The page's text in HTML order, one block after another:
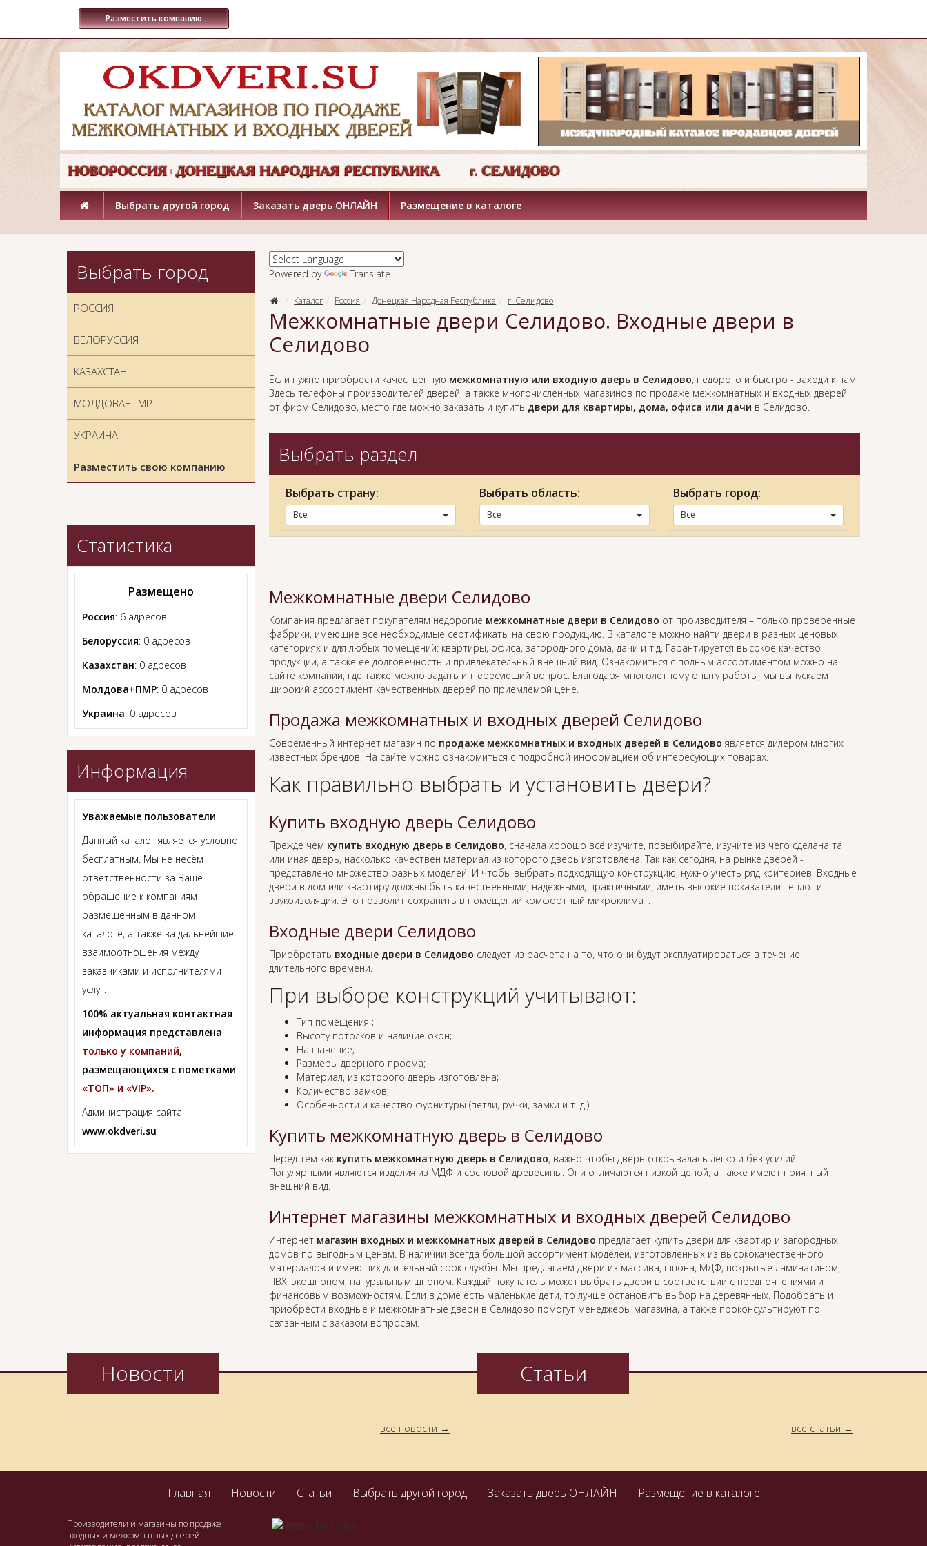
Разместить компанию
Выбрать другой город Заказать дверь ОНЛАЙН Размещение в каталоге
Powered by Translate
Каталог Россия Донецкая Народная Республика г. Селидово
Межкомнатные двери Селидово. Входные двери в
Селидово
Если нужно приобрести качественную межкомнатную или входную дверь в Селидово, недорого и быстро - заходи к нам!
Здесь телефоны производителей дверей, а также многочисленных магазинов по продаже межкомнатных и входных дверей
от фирм Селидово, место где можно заказать и купить двери для квартиры, дома, офиса или дачи в Селидово.
Выбрать раздел
Выбрать страну:
Все
Выбрать область:
Все
Выбрать город:
Все
Межкомнатные двери Селидово
Компания предлагает покупателям недорогие межкомнатные двери в Селидово от производителя – только проверенные
фабрики, имеющие все необходимые сертификаты на свою продукцию. В каталоге можно найти двери в разных ценовых
категориях и для любых помещений: квартиры, офиса, загородного дома, дачи и т.д. Гарантируется высокое качество
продукции, а также ее долговечность и привлекательный внешний вид. Ознакомиться с полным ассортиментом можно на
сайте компании, где также можно задать интересующий вопрос. Благодаря многолетнему опыту работы, мы выпускаем
широкий ассортимент качественных дверей по приемлемой цене.
Продажа межкомнатных и входных дверей Селидово
Современный интернет магазин по продаже межкомнатных и входных дверей в Селидово является дилером многих
известных брендов. На сайте можно ознакомиться с подробной информацией об интересующих товарах.
Как правильно выбрать и установить двери?
Купить входную дверь Селидово
Прежде чем купить входную дверь в Селидово, сначала хорошо всё изучите, повыбирайте, изучите из чего сделана та
или иная дверь, насколько качествен материал из которого дверь изготовлена. Так как сегодня, на рынке дверей -
представлено множество разных моделей. И чтобы выбрать подходящую конструкцию, нужно учесть ряд критериев. Входные
двери в дом или квартиру должны быть качественными, надежными, практичными, иметь высокие показатели тепло- и
звукоизоляции. Это позволит сохранить в помещении комфортный микроклимат.
Входные двери Селидово
Приобретать входные двери в Селидово следует из расчета на то, что они будут эксплуатироваться в течение
длительного времени.
При выборе конструкций учитывают:
Тип помещения ;
Высоту потолков и наличие окон;
Назначение;
Размеры дверного проема;
Материал, из которого дверь изготовлена;
Количество замков;
Особенности и качество фурнитуры (петли, ручки, замки и т. д.).
Купить межкомнатную дверь в Селидово
Перед тем как купить межкомнатную дверь в Селидово, важно чтобы дверь открывалась легко и без усилий.
Популярными являются изделия из МДФ и сосновой древесины. Они отличаются низкой ценой, а также имеют приятный
внешний вид.
Интернет магазины межкомнатных и входных дверей Селидово
Интернет магазин входных и межкомнатных дверей в Селидово предлагает купить двери для квартир и загородных
домов по выгодным ценам. В наличии всегда большой ассортимент моделей, изготовленных из высококачественного
материалов и имеющих длительный срок службы. Мы предлагаем двери из массива, шпона, МДФ, покрытые ламинатином,
ПВХ, экошпоном, натуральным шпоном. Каждый покупатель может выбрать двери в соответствии с предпочтениями и
финансовым возможностям. Если в доме есть маленькие дети, то лучше остановить выбор на деревянных. Подобрать и
приобрести входные и межкомнатные двери в Селидово помогут менеджеры магазина, а также проконсультируют по
связанным с заказом вопросам.
Выбрать город
РОССИЯ
БЕЛОРУССИЯ
КАЗАХСТАН
МОЛДОВА+ПМР
УКРАИНА
Разместить свою компанию
Статистика
Размещено
Россия: 6 адресов
Белоруссия: 0 адресов
Казахстан: 0 адресов
Молдова+ПМР: 0 адресов
Украина: 0 адресов
Информация
Уважаемые пользователи
Данный каталог является условно
бесплатным. Мы не несём
ответственности за Ваше
обращение к компаниям
размещённым в данном
каталоге, а также за дальнейшие
взаимоотношения между
заказчиками и исполнителями
услуг.
100% актуальная контактная
информация представлена
только у компаний,
размещающихся с пометками
«ТОП» и «VIP».
Администрация сайта
www.okdveri.su
Новости
все новости
Статьи
все статьи
Главная Новости Статьи Выбрать другой город Заказать дверь ОНЛАЙН Размещение в каталоге
Производители и магазины по продаже
входных и межкомнатных дверей.